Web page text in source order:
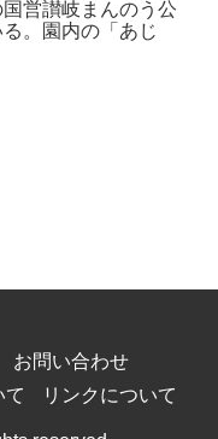
営讃岐まんのう公
。園内の「あじ
お問い合わせ
て リンクについて